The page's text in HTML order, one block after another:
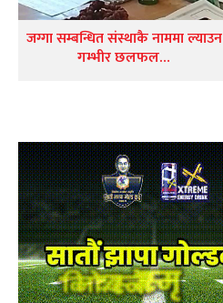
जग्गा सम्बन्धित संस्थाकै नाममा ल्याउन
गम्भीर छलफल…